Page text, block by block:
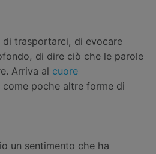
di trasportarci, di evocare
di dire ciò che le parole
Arriva al cuore
come poche altre forme di
un sentimento che ha